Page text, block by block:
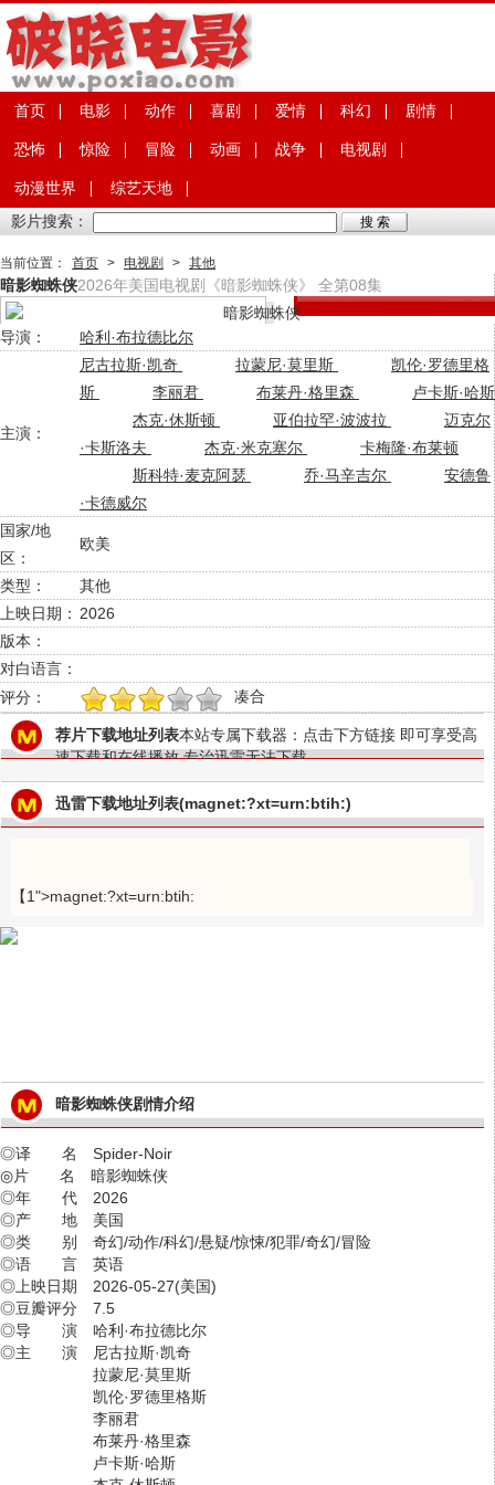
首页 电影 动作 喜剧 爱情 科幻 剧情
恐怖 惊险 冒险 动画 战争 电视剧
动漫世界
综艺天地
影片搜索：
当前位置： 首页 > 电视剧 > 其他
暗影蜘蛛侠2026年美国电视剧《暗影蜘蛛侠》 全第08集
导演： 哈利·布拉德比尔
主演：
尼古拉斯·凯奇 拉蒙尼·莫里斯
凯伦·罗德里格
斯
李丽君 布莱丹·格里森
卢卡斯·哈斯
杰克·休斯顿
亚伯拉罕·波波拉
迈克尔
·卡斯洛夫
杰克·米克塞尔
卡梅隆·布莱顿
斯科特·麦克阿瑟
乔·马辛吉尔
安德鲁
·卡德威尔
国家/地
区：
欧美
类型：
其他
上映日期： 2026
版本：
对白语言：
评分：
1 3 4 5 凑合
荐片下载地址列表本站专属下载器：点击下方链接 即可享受高
速下载和在线播放 专治迅雷无法下载
迅雷下载地址列表(magnet:?xt=urn:btih:)
【1">magnet:?xt=urn:btih:
暗影蜘蛛侠剧情介绍
◎译 名 Spider-Noir
◎片 名 暗影蜘蛛侠
◎年 代 2026
◎产 地 美国
◎类 别 奇幻/动作/科幻/悬疑/惊悚/犯罪/奇幻/冒险
◎语 言 英语
◎上映日期 2026-05-27(美国)
◎豆瓣评分 7.5
◎导 演 哈利·布拉德比尔
◎主 演 尼古拉斯·凯奇
拉蒙尼·莫里斯
凯伦·罗德里格斯
李丽君
布莱丹·格里森
卢卡斯·哈斯